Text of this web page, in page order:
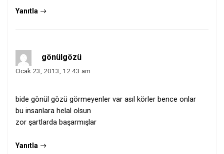
Yanıtla
gönülgözü
Ocak 23, 2013, 12:43 am
bide gönül gözü görmeyenler var asıl körler bence onlar
bu insanlara helal olsun
zor şartlarda başarmışlar
Yanıtla